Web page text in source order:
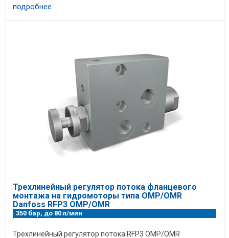
подробнее
Трехлинейный регулятор потока фланцевого
монтажа на гидромоторы типа OMP/OMR
Danfoss RFP3 OMP/OMR
350 бар, до 80 л/мин
Трехлинейный регулятор потока RFP3 OMP/OMR